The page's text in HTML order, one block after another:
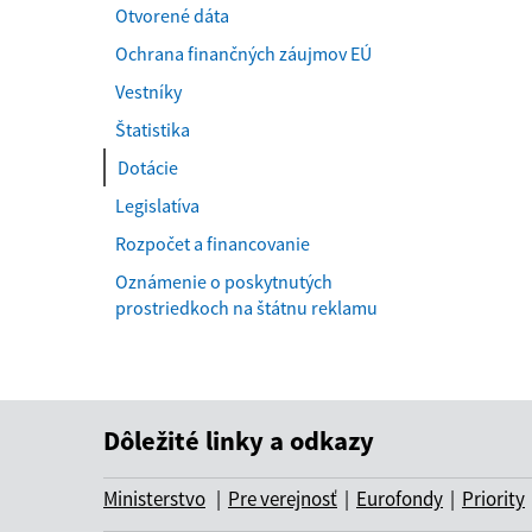
Otvorené dáta
Ochrana finančných záujmov EÚ
Vestníky
Štatistika
Dotácie
Legislatíva
Rozpočet a financovanie
Oznámenie o poskytnutých
prostriedkoch na štátnu reklamu
Dôležité linky a odkazy
Ministerstvo | Pre verejnosť | Eurofondy | Priority